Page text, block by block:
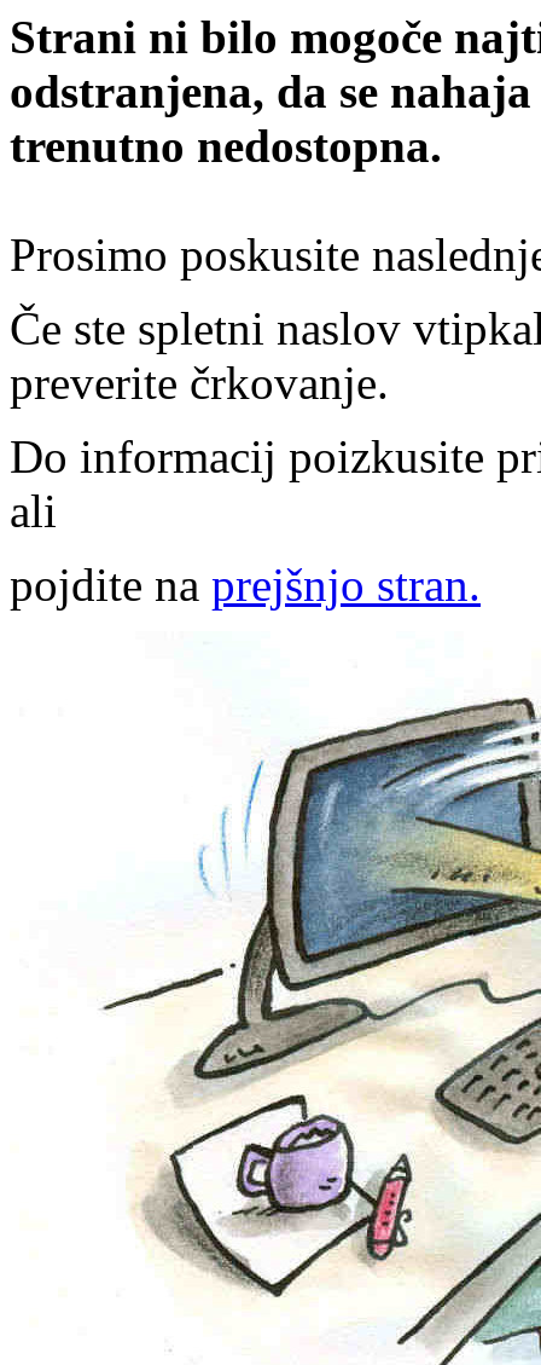
Strani ni bilo mogoče
odstranjena, da se
trenutno nedostopna.
Prosimo poskusite
Če ste spletni naslov
preverite črkovanje.
Do informacij poizkusite
ali
pojdite na prejšnjo stran.